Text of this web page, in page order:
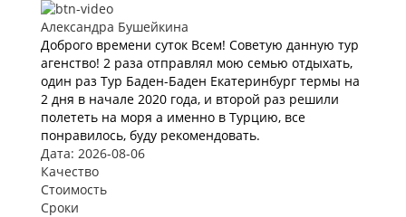
Александра Бушейкина
Доброго времени суток Всем! Советую данную тур
агенство! 2 раза отправлял мою семью отдыхать,
один раз Тур Баден-Баден Екатеринбург термы на
2 дня в начале 2020 года, и второй раз решили
полететь на моря а именно в Турцию, все
понравилось, буду рекомендовать.
Дата: 2026-08-06
Качество
Стоимость
Сроки